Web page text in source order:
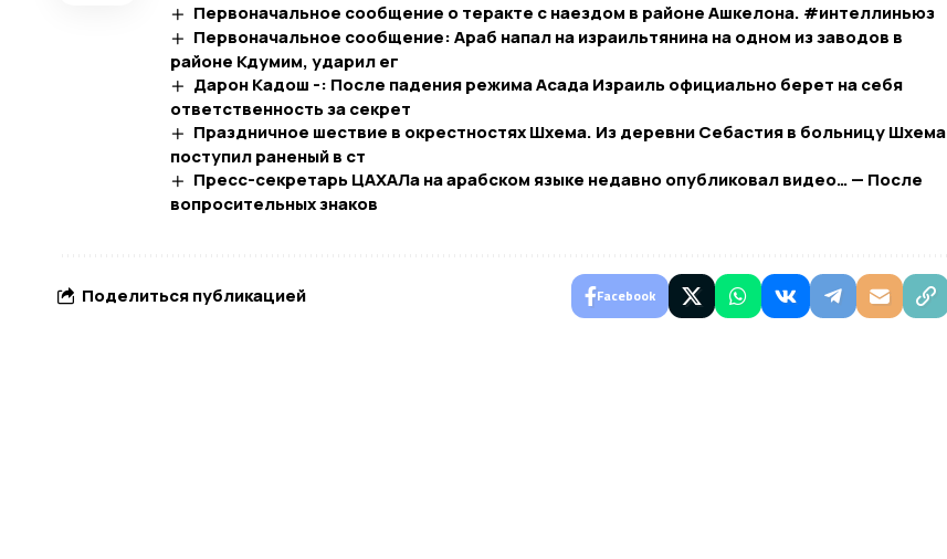
Первоначальное сообщение о теракте с наездом в районе Ашкелона. #интеллиньюз
Первоначальное сообщение: Араб напал на израильтянина на одном из заводов в
районе Кдумим, ударил ег
Дарон Кадош -: После падения режима Асада Израиль официально берет на себя
ответственность за секрет
Праздничное шествие в окрестностях Шхема. Из деревни Себастия в больницу Шхема
поступил раненый в ст
Пресс-секретарь ЦАХАЛа на арабском языке недавно опубликовал видео… — После
вопросительных знаков
Поделиться публикацией Facebook